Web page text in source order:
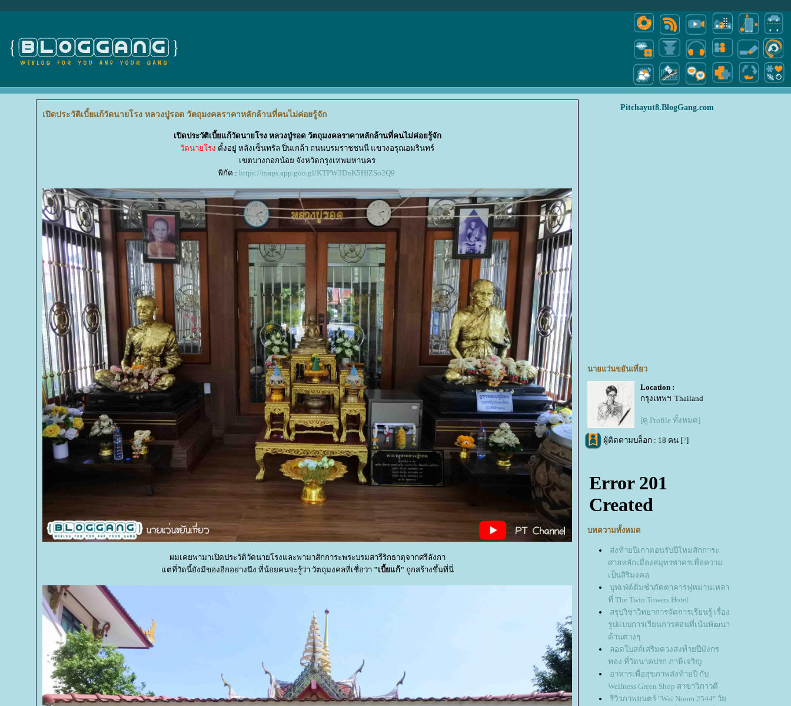
เปิดประวัติเบี้ยแก้วัดนายโรง หลวงปู่รอด วัตถุมงคลราคาหลักล้านที่คนไม่ค่อยรู้จัก
เปิดประวัติเบี้ยแก้วัดนายโรง หลวงปู่รอด วัตถุมงคลราคาหลักล้านที่คนไม่ค่อยรู้จัก
วัดนายโรง ตั้งอยู่ หลังเซ็นทรัล ปิ่นเกล้า ถนนบรมราชชนนี แขวงอรุณอมรินทร์
เขตบางกอกน้อย จังหวัดกรุงเทพมหานคร
พิกัด : https://maps.app.goo.gl/KTPW3DnK5HfZSo2Q9
ผมเคยพามาเปิดประวัติวัดนายโรงและพามาสักการะพระบรมสารีริกธาตุจากศรีลังกา
ต่ที่วัดนี้ยังมีของอีกอย่างนึง ที่น้อยคนจะรู้ว่า วัตถุมงคลที่เชื่อว่า "เบี้ยแก้" ถูกสร้างขึ้นที่นี่
Pitchayut8.BlogGang.com
นายแว่นขยันเที่ยว
Location :
กรุงเทพฯ Thailand
[ดู Profile ทั้งหมด]
ผู้ติดตามบล็อก : 18 คน [?]
บทความทั้งหมด
ส่งท้ายปีเก่าตอนรับปีใหม่สักการะ
ศาลหลักเมืองสมุทรสาครเพื่อความ
เป็นสิริมงคล
บุฟเฟ่ต์ติ่มซำภัตตาคารฟูหมานเหลา
ที่ The Twin Towers Hotel
สรุปวิชาวิทยาการจัดการเรียนรู้ เรื่อง
รูปแบบการเรียนการสอนที่เน้นพัฒนา
ด้านต่างๆ
ลอดโบสถ์เสริมดวงส่งท้ายปีมังกร
ทอง ที่วัดนาคปรก ภาษีเจริญ
อาหารเพื่อสุขภาพส่งท้ายปี กับ
Wellness Green Shop สาขาวิภาวดี
รีวิวภาพยนตร์ "Wai Noom 2544" วั